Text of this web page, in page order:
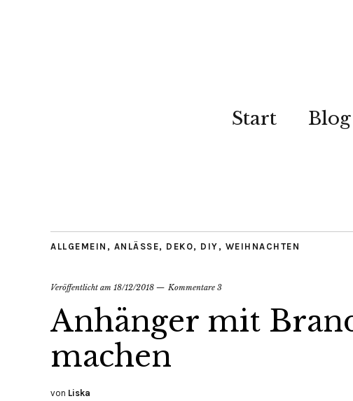
Start Blog
ALLGEMEIN , ANLÄSSE, DEKO, DIY , WEIHNACHTEN
Veröffentlicht am 18/12/2018 Kommentare 3
Anhänger mit
machen
von Liska